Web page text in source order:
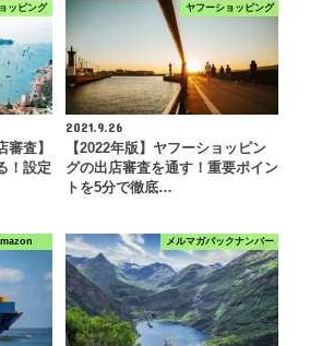
ッピング
審査】
！設定
ヤフーショッピング
2021.9.26
【2022年版】ヤフーショッピン
グの出店審査を通す！重要ポイン
トを5分で徹底…
メルマガバックナンバー